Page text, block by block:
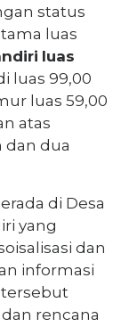
status
luas
luas
luas 99,00
luas 59,00
atas
dua
di Desa
yang
dan
informasi
rencana